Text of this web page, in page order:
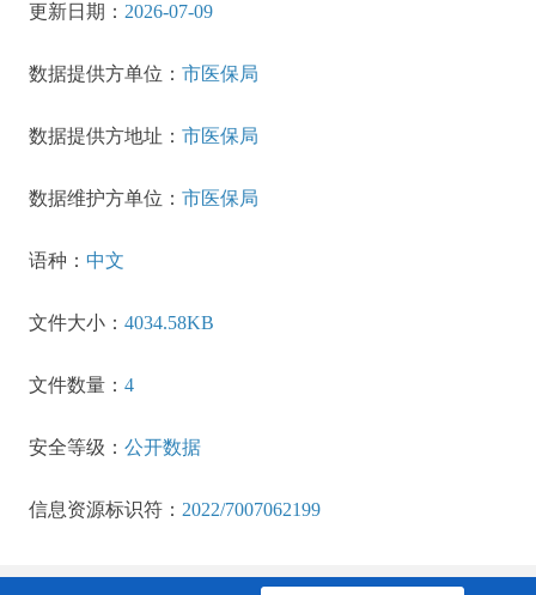
更新日期： 2026-07-09
数据提供方单位： 市医保局
数据提供方地址： 市医保局
数据维护方单位： 市医保局
语种： 中文
文件大小： 4034.58KB
文件数量： 4
安全等级： 公开数据
信息资源标识符： 2022/7007062199